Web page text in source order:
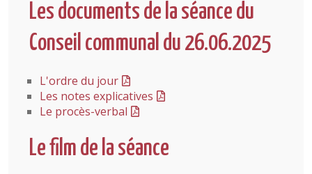
Les documents de la séance du
Conseil communal du 26.06.2025
L'ordre du jour
Les notes explicatives
Le procès-verbal
Le film de la séance